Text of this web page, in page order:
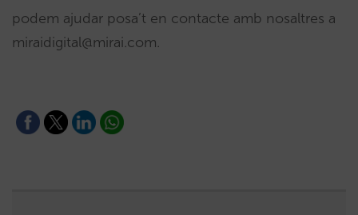
podem ajudar posa’t en contacte amb nosaltres a
miraidigital@mirai.com.